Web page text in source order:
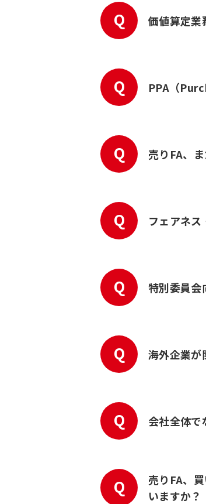
Q 価値算定業
Q PPA（
Q 売りFA、
Q フェアネス
Q 特別委員会
Q 海外企業が
Q 会社全体で
Q
売りFA、
いますか？